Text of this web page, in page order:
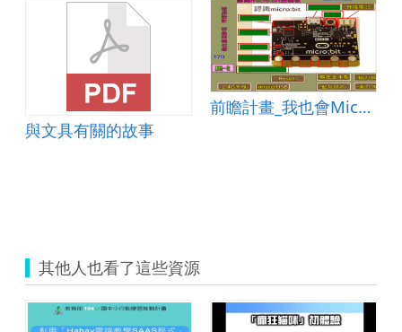
與文具有關的故事
前瞻計畫_我也會Microbi教案_湖南國小
其他人也看了這些資源